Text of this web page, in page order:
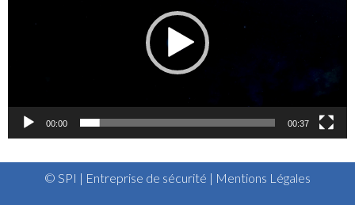
00:00 00:37
© SPI | Entreprise de sécurité | Mentions Légales